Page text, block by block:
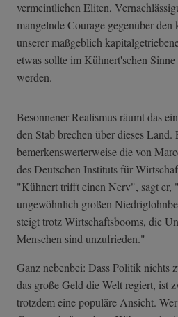
vermeintlichen Eliten,
mangelnde Courage gegenüber
unserer maßgeblich
etwas sollte im Kühnert'schen
werden.
Besonnener Realismus räumt das
den Stab brechen über dieses
bemerkenswerterweise die von
des Deutschen Instituts für
"Kühnert trifft einen Nerv", sagt er,
ungewöhnlich großen
steigt trotz Wirtschaftsbooms, die
Menschen sind unzufrieden."
Ganz nebenbei: Dass Politik nichts
das große Geld die Welt regiert, ist
trotzdem eine populäre Ansicht.